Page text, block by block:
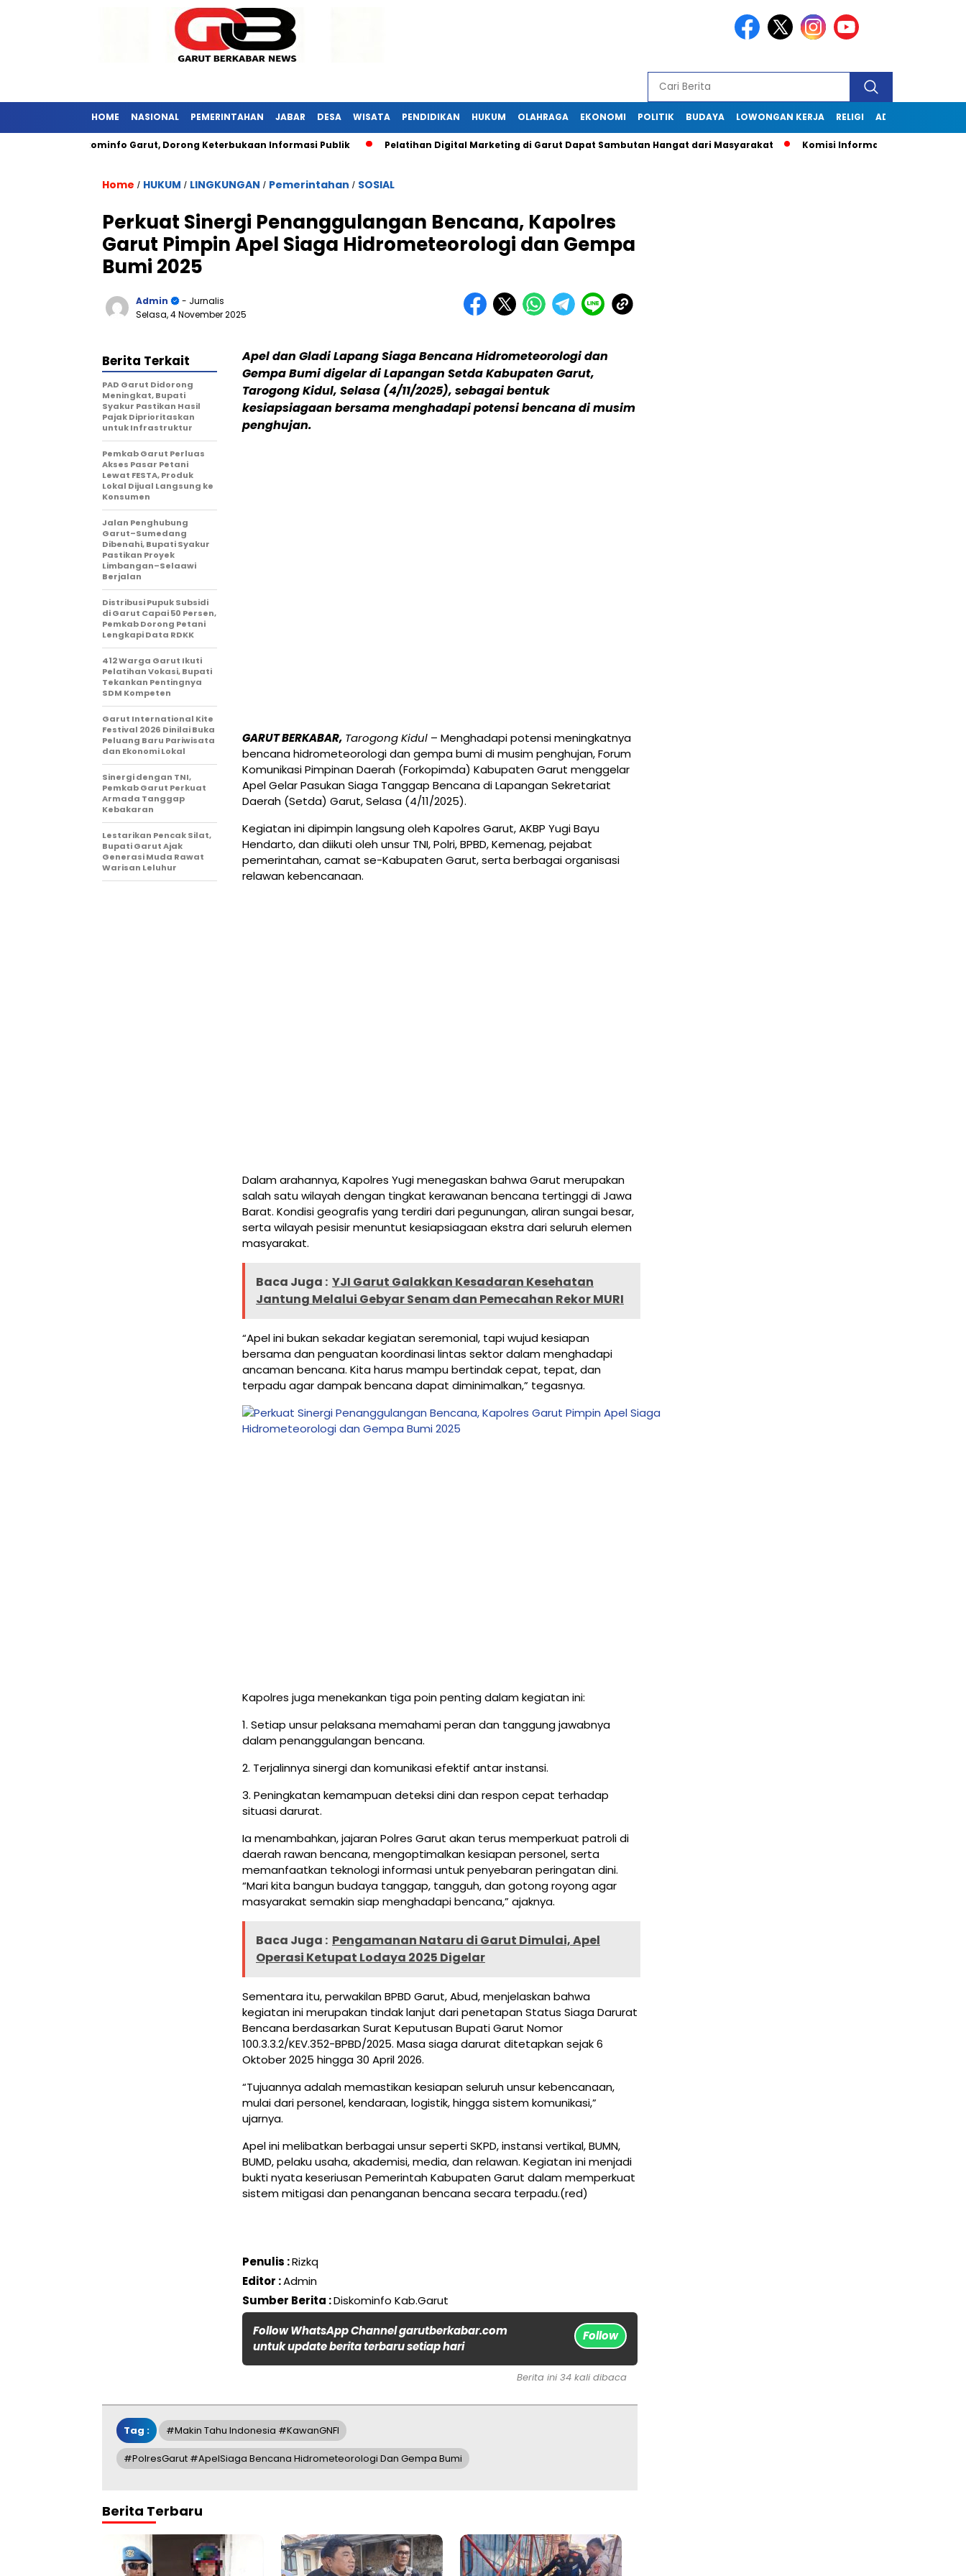
HOME NASIONAL PEMERINTAHAN JABAR DESA WISATA PENDIDIKAN HUKUM OLAHRAGA EKONOMI POLITIK BUDAYA LOWONGAN KERJA RELIGI ADVERTORIAL
Diskominfo Garut, Dorong Keterbukaan Informasi Publik Pelatihan Digital Marketing di Garut Dapat Sambutan Hangat dari Masyarakat Komisi Informasi Jabar Kunjungi
Home / HUKUM / LINGKUNGAN / Pemerintahan / SOSIAL
Perkuat Sinergi Penanggulangan Bencana, Kapolres
Garut Pimpin Apel Siaga Hidrometeorologi dan Gempa
Bumi 2025
Admin
- Jurnalis
Selasa, 4 November 2025
Apel dan Gladi Lapang Siaga Bencana Hidrometeorologi dan
Gempa Bumi digelar di Lapangan Setda Kabupaten Garut,
Tarogong Kidul, Selasa (4/11/2025), sebagai bentuk
kesiapsiagaan bersama menghadapi potensi bencana di musim
penghujan.
GARUT BERKABAR, Tarogong Kidul – Menghadapi potensi meningkatnya
bencana hidrometeorologi dan gempa bumi di musim penghujan, Forum
Komunikasi Pimpinan Daerah (Forkopimda) Kabupaten Garut menggelar
Apel Gelar Pasukan Siaga Tanggap Bencana di Lapangan Sekretariat
Daerah (Setda) Garut, Selasa (4/11/2025).
Kegiatan ini dipimpin langsung oleh Kapolres Garut, AKBP Yugi Bayu
Hendarto, dan diikuti oleh unsur TNI, Polri, BPBD, Kemenag, pejabat
pemerintahan, camat se-Kabupaten Garut, serta berbagai organisasi
relawan kebencanaan.
Dalam arahannya, Kapolres Yugi menegaskan bahwa Garut merupakan
salah satu wilayah dengan tingkat kerawanan bencana tertinggi di Jawa
Barat. Kondisi geografis yang terdiri dari pegunungan, aliran sungai besar,
serta wilayah pesisir menuntut kesiapsiagaan ekstra dari seluruh elemen
masyarakat.
Baca Juga : YJI Garut Galakkan Kesadaran Kesehatan
Jantung Melalui Gebyar Senam dan Pemecahan Rekor MURI
“Apel ini bukan sekadar kegiatan seremonial, tapi wujud kesiapan
bersama dan penguatan koordinasi lintas sektor dalam menghadapi
ancaman bencana. Kita harus mampu bertindak cepat, tepat, dan
terpadu agar dampak bencana dapat diminimalkan,” tegasnya.
Kapolres juga menekankan tiga poin penting dalam kegiatan ini:
1. Setiap unsur pelaksana memahami peran dan tanggung jawabnya
dalam penanggulangan bencana.
2. Terjalinnya sinergi dan komunikasi efektif antar instansi.
3. Peningkatan kemampuan deteksi dini dan respon cepat terhadap
situasi darurat.
Ia menambahkan, jajaran Polres Garut akan terus memperkuat patroli di
daerah rawan bencana, mengoptimalkan kesiapan personel, serta
memanfaatkan teknologi informasi untuk penyebaran peringatan dini.
“Mari kita bangun budaya tanggap, tangguh, dan gotong royong agar
masyarakat semakin siap menghadapi bencana,” ajaknya.
Baca Juga : Pengamanan Nataru di Garut Dimulai, Apel
Operasi Ketupat Lodaya 2025 Digelar
Sementara itu, perwakilan BPBD Garut, Abud, menjelaskan bahwa
kegiatan ini merupakan tindak lanjut dari penetapan Status Siaga Darurat
Bencana berdasarkan Surat Keputusan Bupati Garut Nomor
100.3.3.2/KEV.352-BPBD/2025. Masa siaga darurat ditetapkan sejak 6
Oktober 2025 hingga 30 April 2026.
“Tujuannya adalah memastikan kesiapan seluruh unsur kebencanaan,
mulai dari personel, kendaraan, logistik, hingga sistem komunikasi,”
ujarnya.
Apel ini melibatkan berbagai unsur seperti SKPD, instansi vertikal, BUMN,
BUMD, pelaku usaha, akademisi, media, dan relawan. Kegiatan ini menjadi
bukti nyata keseriusan Pemerintah Kabupaten Garut dalam memperkuat
sistem mitigasi dan penanganan bencana secara terpadu.(red)
Penulis :Rizkq
Editor :Admin
Sumber Berita :Diskominfo Kab.Garut
Follow WhatsApp Channel garutberkabar.com
untuk update berita terbaru setiap hari
Follow
Berita Terkait
PAD Garut Didorong
Meningkat, Bupati
Syakur Pastikan Hasil
Pajak Diprioritaskan
untuk Infrastruktur
Pemkab Garut Perluas
Akses Pasar Petani
Lewat FESTA, Produk
Lokal Dijual Langsung ke
Konsumen
Jalan Penghubung
Garut–Sumedang
Dibenahi, Bupati Syakur
Pastikan Proyek
Limbangan–Selaawi
Berjalan
Distribusi Pupuk Subsidi
di Garut Capai 50 Persen,
Pemkab Dorong Petani
Lengkapi Data RDKK
412 Warga Garut Ikuti
Pelatihan Vokasi, Bupati
Tekankan Pentingnya
SDM Kompeten
Garut International Kite
Festival 2026 Dinilai Buka
Peluang Baru Pariwisata
dan Ekonomi Lokal
Sinergi dengan TNI,
Pemkab Garut Perkuat
Armada Tanggap
Kebakaran
Lestarikan Pencak Silat,
Bupati Garut Ajak
Generasi Muda Rawat
Warisan Leluhur
Berita ini 34 kali dibaca
Tag : #Makin Tahu Indonesia #KawanGNFI
#PolresGarut #ApelSiaga Bencana Hidrometeorologi Dan Gempa Bumi
Berita Terbaru